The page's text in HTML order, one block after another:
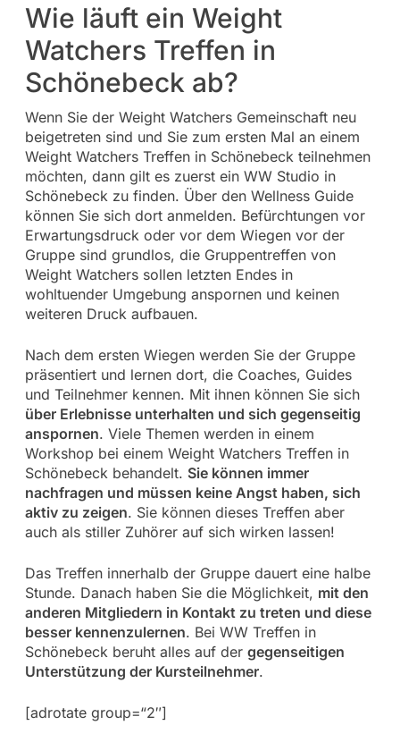
Wie läuft ein Weight
Watchers Treffen in
Schönebeck ab?
Wenn Sie der Weight Watchers Gemeinschaft neu
beigetreten sind und Sie zum ersten Mal an einem
Weight Watchers Treffen in Schönebeck teilnehmen
möchten, dann gilt es zuerst ein WW Studio in
Schönebeck zu finden. Über den Wellness Guide
können Sie sich dort anmelden. Befürchtungen vor
Erwartungsdruck oder vor dem Wiegen vor der
Gruppe sind grundlos, die Gruppentreffen von
Weight Watchers sollen letzten Endes in
wohltuender Umgebung anspornen und keinen
weiteren Druck aufbauen.
Nach dem ersten Wiegen werden Sie der Gruppe
präsentiert und lernen dort, die Coaches, Guides
und Teilnehmer kennen. Mit ihnen können Sie sich
über Erlebnisse unterhalten und sich gegenseitig
anspornen. Viele Themen werden in einem
Workshop bei einem Weight Watchers Treffen in
Schönebeck behandelt. Sie können immer
nachfragen und müssen keine Angst haben, sich
aktiv zu zeigen. Sie können dieses Treffen aber
auch als stiller Zuhörer auf sich wirken lassen!
Das Treffen innerhalb der Gruppe dauert eine halbe
Stunde. Danach haben Sie die Möglichkeit, mit den
anderen Mitgliedern in Kontakt zu treten und diese
besser kennenzulernen. Bei WW Treffen in
Schönebeck beruht alles auf der gegenseitigen
Unterstützung der Kursteilnehmer.
[adrotate group=“2″]